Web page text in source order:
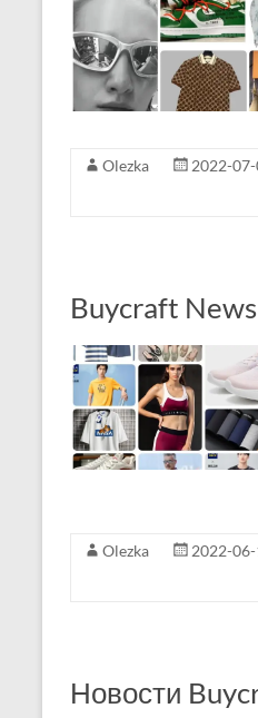
—
Профессия
шопоголик
Olezka 2022-
Buycraft
Olezka 2022-
Новости